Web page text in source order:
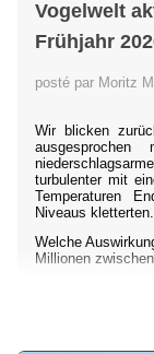
Vogelwelt
Frühjahr
posté par Moritz
Wir blicken
turbulenter mit
Temperaturen
Niveaus kletterten.
Welche
Millionen